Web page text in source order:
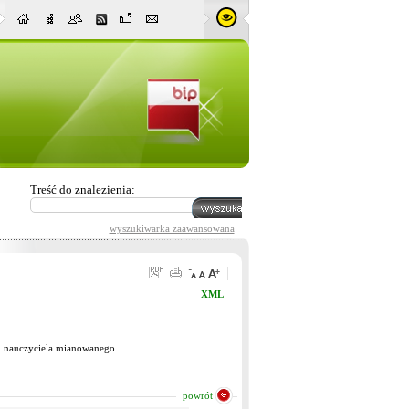
Treść do znalezienia:
wyszukiwarka zaawansowana
XML
mianowanego
powrót